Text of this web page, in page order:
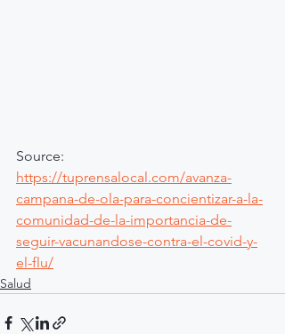
Source:
https://tuprensalocal.com/avanza-
campana-de-ola-para-concientizar-a-la-
comunidad-de-la-importancia-de-
seguir-vacunandose-contra-el-covid-y-
el-flu/
Salud